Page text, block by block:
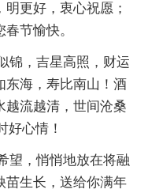
更好，衷心祝愿；
节愉快。
锦，吉星高照，财运
东海，寿比南山！酒
越流越清，世间沧桑
好心情！
望，悄悄地放在将融
苗生长，送给你满年